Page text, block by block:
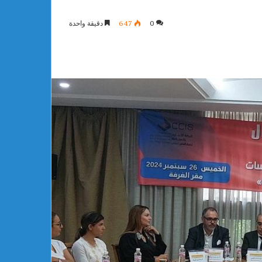
0
647 دقيقة واحدة
بساقية الدائر يتعاقد رسميًا مع
إسلامها
الجمهورية
يوجد 24 ساعة
مواطنة أوروبية
الجمهورية